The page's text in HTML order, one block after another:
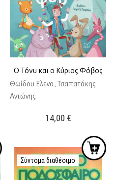
Ο Τόνυ και ο Κύριος Φόβος
Θωίδου Ελενα, Τσαπατάκης
Αντώνης
14,00 €
Σύντομα διαθέσιμο